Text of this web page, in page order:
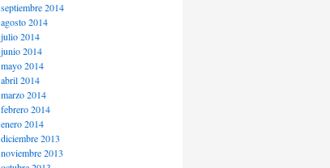
septiembre 2014
agosto 2014
julio 2014
junio 2014
mayo 2014
abril 2014
marzo 2014
febrero 2014
enero 2014
diciembre 2013
noviembre 2013